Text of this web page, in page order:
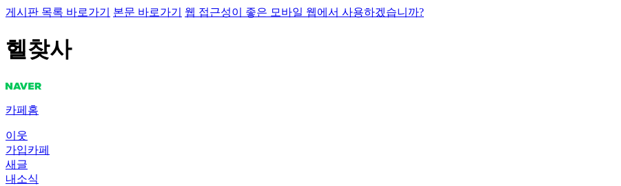
게시판 목록 바로가기 본문 바로가기 웹 접근성이 좋은 모바일 웹에서 사용하겠습니까?
헬찾사
카페홈
이웃
가입카페
새글
내소식